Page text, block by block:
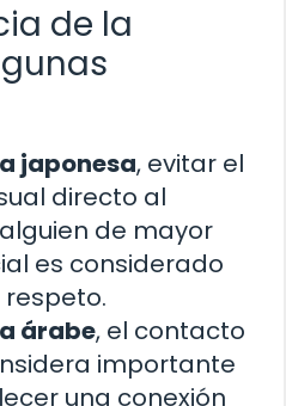
de la
japonesa, evitar el
directo al
de mayor
es considerado
respeto.
árabe, el contacto
importante
una conexión